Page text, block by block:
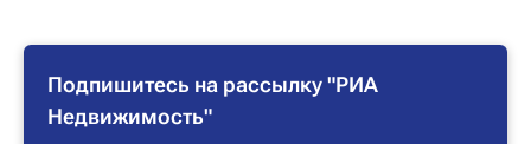
Подпишитесь на рассылку "РИА
Недвижимость"